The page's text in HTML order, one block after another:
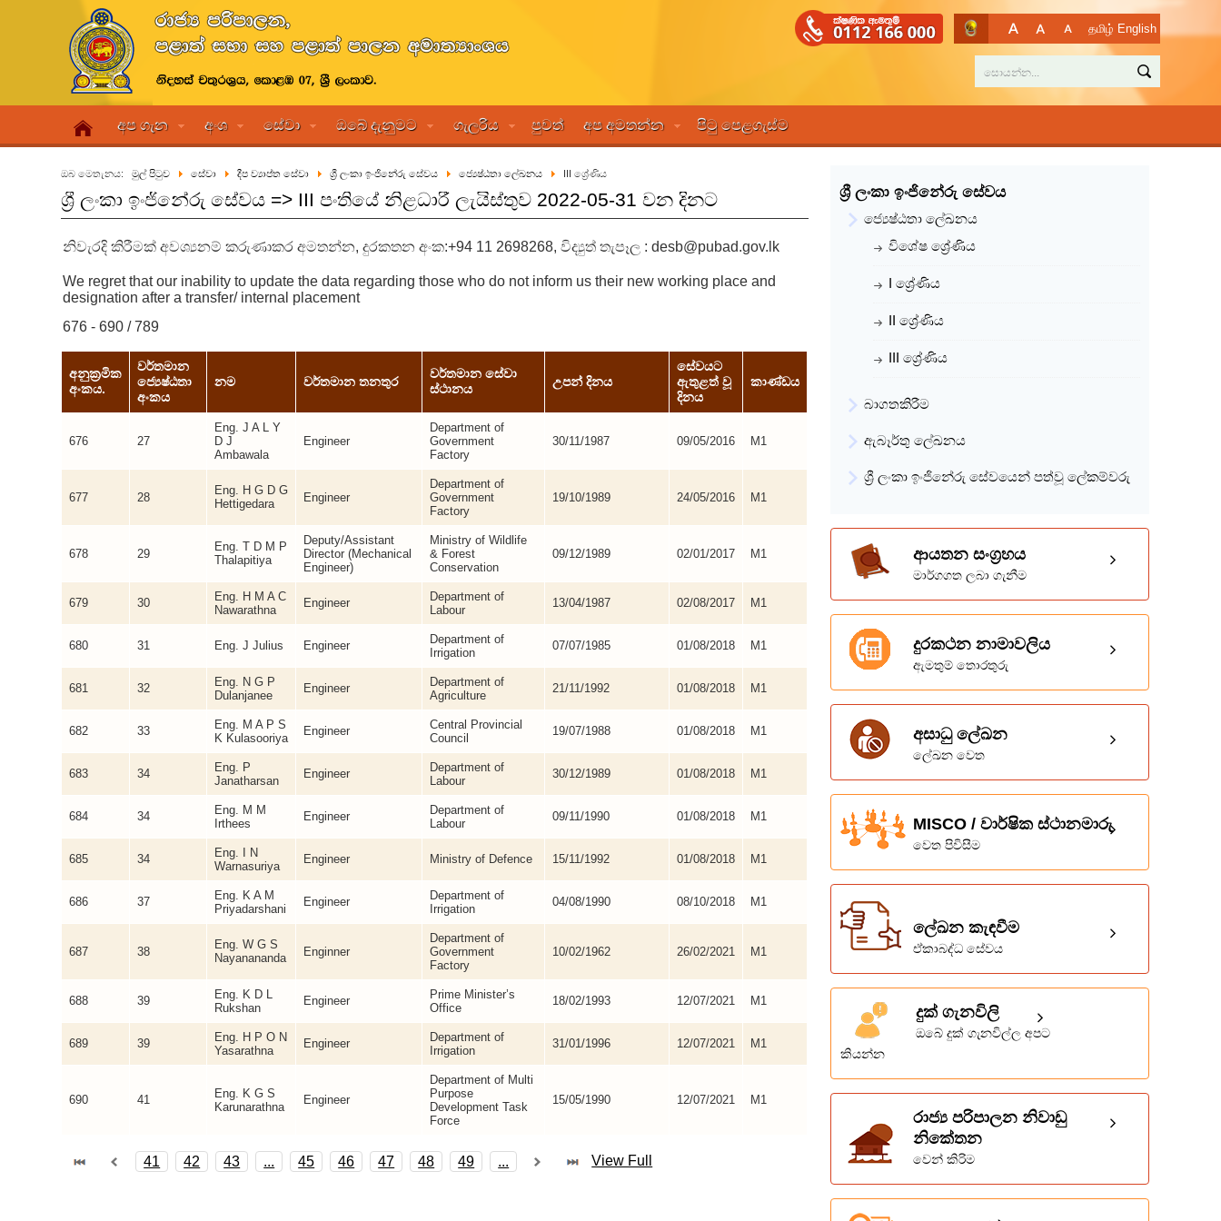
தமிழ் English
අප ගැන අංශ සේවා ඔබේ දැනුමට ගැලරිය පුවත් අප අමතන්න පිටු පෙළගැස්ම
ඔබ මෙතැනය: මුල් පිටුව සේවා දීප ව්‍යාප්ත සේවා ශ්‍රී ලංකා ඉංජිනේරු සේවය ජ්‍යෙෂ්ඨතා ලේඛනය III ශ්‍රේණිය
ශ්‍රී ලංකා ඉංජිනේරු සේවය => III පංතියේ නිළධාරී ලැයිස්තුව 2022-05-31 වන දිනට
නිවැරදි කිරීමක් අවශ්‍යනම් කරුණාකර අමතන්න, දුරකතන අංක:+94 11 2698268, විද්‍යුත් තැපෑල : desb@pubad.gov.lk
We regret that our inability to update the data regarding those who do not inform us their new working place and
designation after a transfer/ internal placement
676 - 690 / 789
අනුක්‍රමික
අංකය.
වර්තමාන
ජ්‍යෙෂ්ඨතා
අංකය
නම වර්තමාන තනතුර
වර්තමාන සේවා
ස්ථානය
උපන් දිනය
සේවයට
ඇතුළත් වූ
දිනය
කාණ්ඩය
676 27
Eng. J A L Y
D J
Ambawala
Engineer
Department of
Government
Factory
30/11/1987 09/05/2016 M1
677 28
Eng. H G D G
Hettigedara
Engineer
Department of
Government
Factory
19/10/1989 24/05/2016 M1
678 29
Eng. T D M P
Thalapitiya
Deputy/Assistant
Director (Mechanical
Engineer)
Ministry of Wildlife
& Forest
Conservation
09/12/1989 02/01/2017 M1
679 30
Eng. H M A C
Nawarathna
Engineer
Department of
Labour
13/04/1987 02/08/2017 M1
680 31 Eng. J Julius Engineer
Department of
Irrigation
07/07/1985 01/08/2018 M1
681 32
Eng. N G P
Dulanjanee
Engineer
Department of
Agriculture
21/11/1992 01/08/2018 M1
682 33
Eng. M A P S
K Kulasooriya
Engineer
Central Provincial
Council
19/07/1988 01/08/2018 M1
683 34
Eng. P
Janatharsan
Engineer
Department of
Labour
30/12/1989 01/08/2018 M1
684 34
Eng. M M
Irthees
Engineer
Department of
Labour
09/11/1990 01/08/2018 M1
685 34
Eng. I N
Warnasuriya
Engineer Ministry of Defence 15/11/1992 01/08/2018 M1
686 37
Eng. K A M
Priyadarshani
Engineer
Department of
Irrigation
04/08/1990 08/10/2018 M1
687 38
Eng. W G S
Nayanananda
Enginner
Department of
Government
Factory
10/02/1962 26/02/2021 M1
688 39
Eng. K D L
Rukshan
Engineer
Prime Minister’s
Office
18/02/1993 12/07/2021 M1
689 39
Eng. H P O N
Yasarathna
Engineer
Department of
Irrigation
31/01/1996 12/07/2021 M1
690 41
Eng. K G S
Karunarathna
Engineer
Department of Multi
Purpose
Development Task
Force
15/05/1990 12/07/2021 M1
41 42 43 ... 45 46 47 48 49 ... View Full
ශ්‍රී ලංකා ඉංජිනේරු සේවය
ජ්‍යෙෂ්ඨතා ලේඛනය
විශේෂ ශ්‍රේණිය
I ශ්‍රේණිය
II ශ්‍රේණිය
III ශ්‍රේණිය
බාගතකිරීම
ඇබෑර්තු ලේඛනය
ශ්‍රී ලංකා ඉංජිනේරු සේවයෙන් පත්වූ ලේකම්වරු
ආයතන සංග්‍රහය
මාර්ගගත ලබා ගැනීම
දුරකථන නාමාවලිය
ඇමතුම් තොරතුරු
අසාධු ලේඛන
ලේඛන වෙත
MISCO / වාර්ෂික ස්ථානමාරු
වෙත පිවිසීම
ලේඛන කැඳවීම
ඒකාබද්ධ සේවය
දුක් ගැනවිලි
ඔබේ දුක් ගැනවිල්ල අපට
කියන්න
රාජ්‍ය පරිපාලන නිවාඩු
නිකේතන
වෙන් කිරිම